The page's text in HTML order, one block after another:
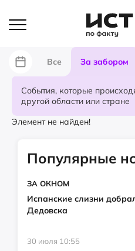
Все За забором
События, которые
другой области или стране
Элемент не найден!
Популярные
ЗА ОКНОМ
Испанские слизни
Дедовска
30 июля 10:55